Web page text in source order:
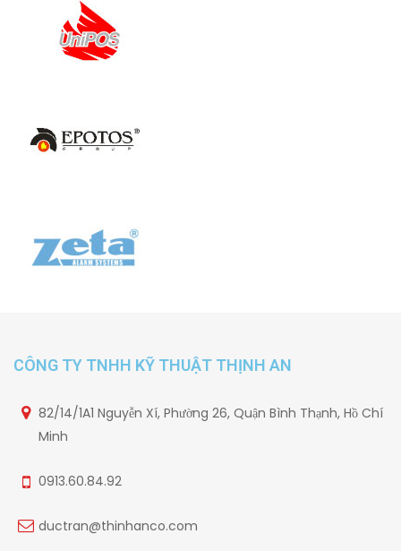
CÔNG TY TNHH KỸ THUẬT THỊNH AN
82/14/1A1 Nguyễn Xí, Phường 26, Quận Bình Thạnh, Hồ Chí
Minh
0913.60.84.92
ductran@thinhanco.com